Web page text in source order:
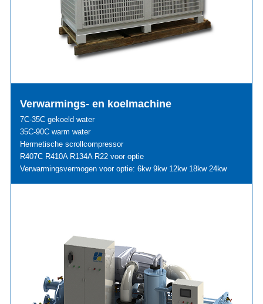
Verwarmings- en koelmachine
7C-35C gekoeld water
35C-90C warm water
Hermetische scrollcompressor
R407C R410A R134A R22 voor optie
Verwarmingsvermogen voor optie: 6kw 9kw 12kw 18kw 24kw